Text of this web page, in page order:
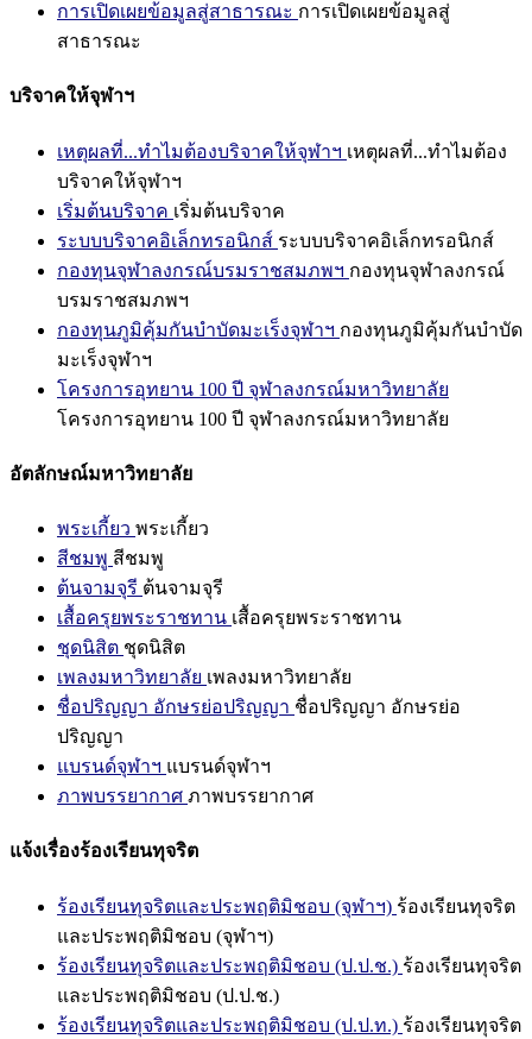
การเปิดเผยข้อมูลสู่สาธารณะ การเปิดเผยข้อมูลสู่
สาธารณะ
บริจาคให้จุฬาฯ
เหตุผลที่...ทำไมต้องบริจาคให้จุฬาฯ เหตุผลที่...ทำไมต้อง
บริจาคให้จุฬาฯ
เริ่มต้นบริจาค เริ่มต้นบริจาค
ระบบบริจาคอิเล็กทรอนิกส์ ระบบบริจาคอิเล็กทรอนิกส์
กองทุนจุฬาลงกรณ์บรมราชสมภพฯ กองทุนจุฬาลงกรณ์
บรมราชสมภพฯ
กองทุนภูมิคุ้มกันบำบัดมะเร็งจุฬาฯ กองทุนภูมิคุ้มกันบำบัด
มะเร็งจุฬาฯ
โครงการอุทยาน 100 ปี จุฬาลงกรณ์มหาวิทยาลัย
โครงการอุทยาน 100 ปี จุฬาลงกรณ์มหาวิทยาลัย
อัตลักษณ์มหาวิทยาลัย
พระเกี้ยว พระเกี้ยว
สีชมพู สีชมพู
ต้นจามจุรี ต้นจามจุรี
เสื้อครุยพระราชทาน เสื้อครุยพระราชทาน
ชุดนิสิต ชุดนิสิต
เพลงมหาวิทยาลัย เพลงมหาวิทยาลัย
ชื่อปริญญา อักษรย่อปริญญา ชื่อปริญญา อักษรย่อ
ปริญญา
แบรนด์จุฬาฯ แบรนด์จุฬาฯ
ภาพบรรยากาศ ภาพบรรยากาศ
แจ้งเรื่องร้องเรียนทุจริต
ร้องเรียนทุจริตและประพฤติมิชอบ (จุฬาฯ) ร้องเรียนทุจริต
และประพฤติมิชอบ (จุฬาฯ)
ร้องเรียนทุจริตและประพฤติมิชอบ (ป.ป.ช.) ร้องเรียนทุจริต
และประพฤติมิชอบ (ป.ป.ช.)
ร้องเรียนทุจริตและประพฤติมิชอบ (ป.ป.ท.) ร้องเรียนทุจริต